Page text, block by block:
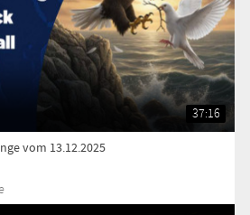
37:16
vom 13.12.2025